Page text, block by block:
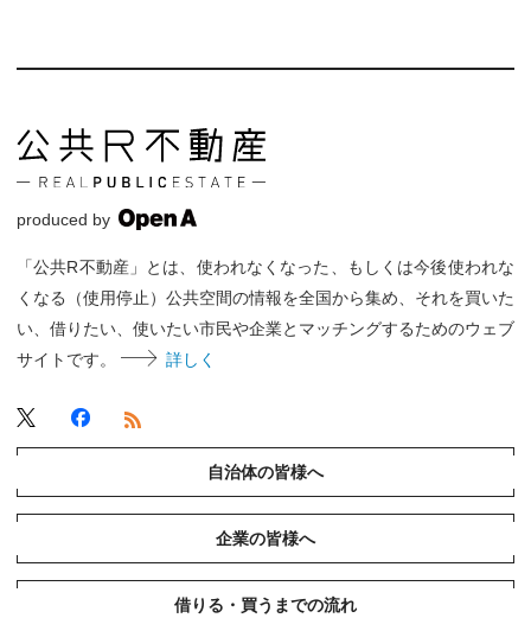
produced by
「公共R不動産」とは、使われなくなった、もしくは今後使われな
くなる（使用停止）公共空間の情報を全国から集め、それを買いた
い、借りたい、使いたい市民や企業とマッチングするためのウェブ
サイトです。
詳しく
自治体の皆様へ
企業の皆様へ
借りる・買うまでの流れ